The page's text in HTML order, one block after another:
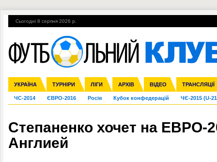
Сьогодні 8 серпня 2026 р.
УКРАЇНА ТУРНІРИ ЛІГИ АРХІВ ВІДЕО ТРАНСЛЯЦІЇ
Збірна Прем'єр-ліга Перша ліга Друга ліга Кубок України
Ліга чемпіонів Ліга Європи Міжнародні Ліга націй Ліга
Англія Іспанія Італія Німеччина Франція Інші
ЧС-2014 ЄВРО-2016 Росія Кубок конфедерацій ЧЄ-2015 (U-
Гарячі теми УПЛ, 2-й тур ВІЙНА УПЛ-ПЕРЕХОДИ
Степаненко хочет на ЕВРО-
Англией